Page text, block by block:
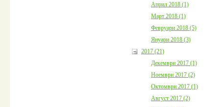
Април 2018 (1)
Март 2018 (1)
Февруари 2018 (5)
Януари 2018 (3)
2017 (21)
Декември 2017 (1)
Ноември 2017 (2)
Октомври 2017 (1)
Август 2017 (2)